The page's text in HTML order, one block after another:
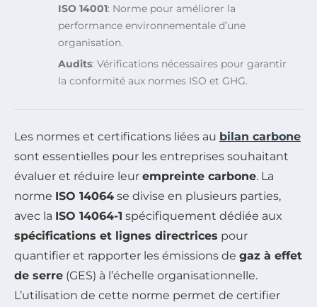
ISO 14001: Norme pour améliorer la
performance environnementale d’une
organisation.
Audits: Vérifications nécessaires pour garantir
la conformité aux normes ISO et GHG.
Les normes et certifications liées au bilan carbone
sont essentielles pour les entreprises souhaitant
évaluer et réduire leur empreinte carbone. La
norme ISO 14064 se divise en plusieurs parties,
avec la ISO 14064-1 spécifiquement dédiée aux
spécifications et lignes directrices pour
quantifier et rapporter les émissions de gaz à effet
de serre (GES) à l’échelle organisationnelle.
L’utilisation de cette norme permet de certifier